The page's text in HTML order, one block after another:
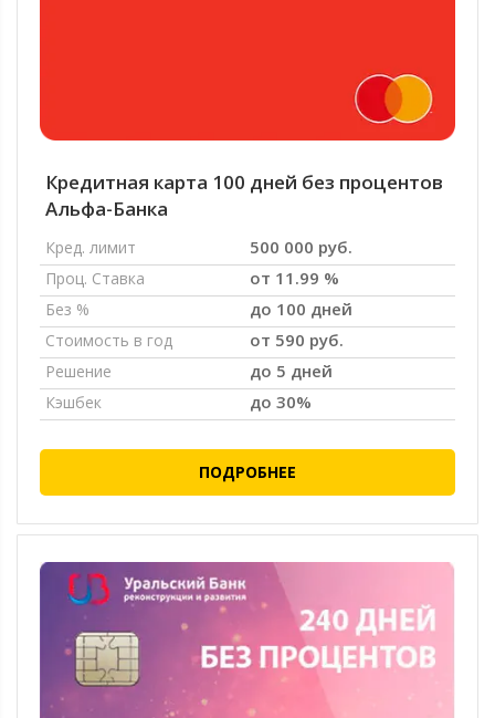
Кредитная карта 100 дней без процентов
Альфа-Банка
Кред. лимит 500 000 руб.
Проц. Ставка от 11.99 %
Без % до 100 дней
Стоимость в год от 590 руб.
Решение до 5 дней
Кэшбек до 30%
ПОДРОБНЕЕ